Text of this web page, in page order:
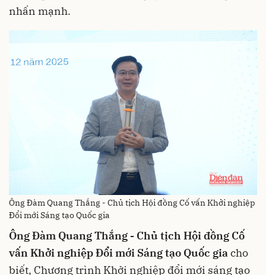
nhấn mạnh.
Ông Đàm Quang Thắng - Chủ tịch Hội đồng Cố vấn Khởi nghiệp
Đổi mới Sáng tạo Quốc gia
Ông Đàm Quang Thắng - Chủ tịch Hội đồng Cố
vấn Khởi nghiệp Đổi mới Sáng tạo Quốc giacho
biết, Chương trình Khởi nghiệp đổi mới sáng tạo